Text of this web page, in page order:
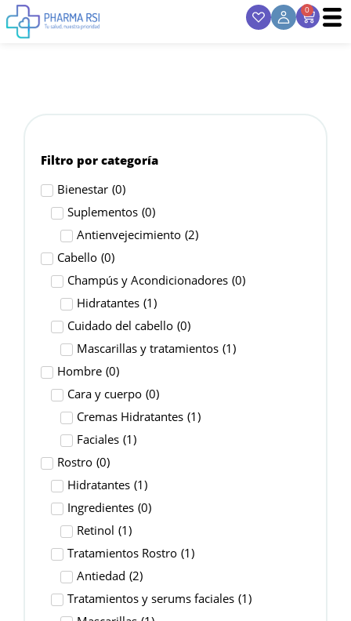
0
Filtro por categoría
Bienestar (0)
Suplementos (0)
Antienvejecimiento (2)
Cabello (0)
Champús y Acondicionadores (0)
Hidratantes (1)
Cuidado del cabello (0)
Mascarillas y tratamientos (1)
Hombre (0)
Cara y cuerpo (0)
Cremas Hidratantes (1)
Faciales (1)
Rostro (0)
Hidratantes (1)
Ingredientes (0)
Retinol (1)
Tratamientos Rostro (1)
Antiedad (2)
Tratamientos y serums faciales (1)